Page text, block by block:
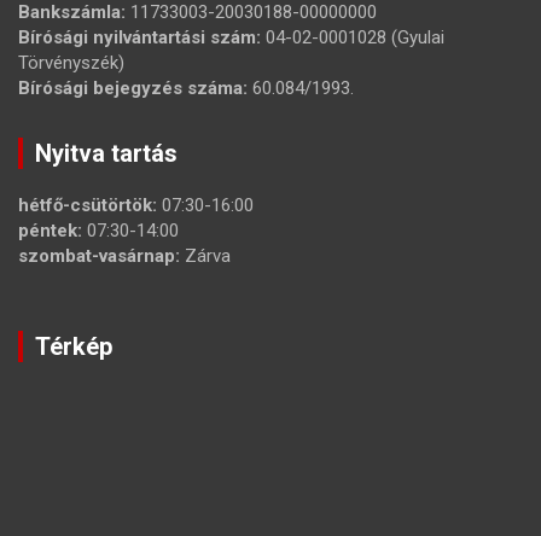
Bankszámla: 11733003-20030188-00000000
Bírósági nyilvántartási szám: 04-02-0001028 (Gyulai
Törvényszék)
Bírósági bejegyzés száma: 60.084/1993.
Nyitva tartás
hétfő-csütörtök: 07:30-16:00
péntek: 07:30-14:00
szombat-vasárnap: Zárva
Térkép